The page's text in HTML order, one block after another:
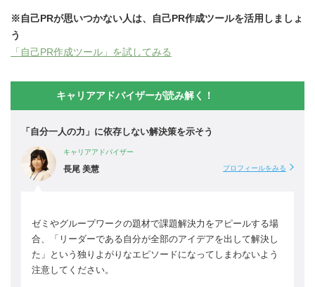
※自己PRが思いつかない人は、自己PR作成ツールを活用しましょ
う
「自己PR作成ツール」を試してみる
キャリアアドバイザーが読み解く！
「自分一人の力」に依存しない解決策を示そう
キャリアアドバイザー
長尾 美慧 プロフィールをみる
ゼミやグループワークの題材で課題解決力をアピールする場
合、「リーダーである自分が全部のアイデアを出して解決し
た」という独りよがりなエピソードになってしまわないよう
注意してください。